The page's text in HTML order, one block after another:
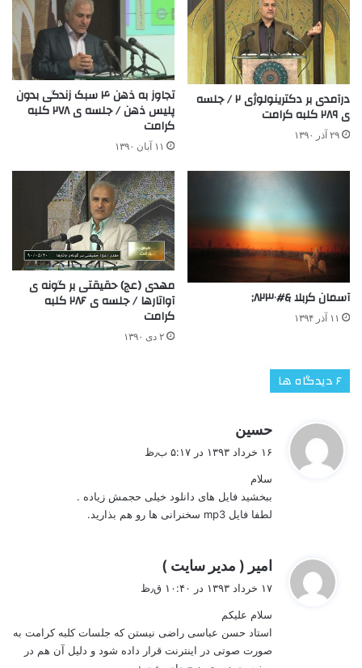
درآمدی بر دکترینولوژی ۲ / جلسه
ی ۲۸۹ کلبه کرامت
۲۹ آذر ۱۳۹۰
تجاوز به ذهن ۴ سبک زندگی بدون
پلیس ذهن / جلسه ی ۲۷۸ کلبه
کرامت
۱۱ آبان ۱۳۹۰
آسمان کربلا &#۸۲۳۰;
۱۱ آذر ۱۳۹۴
مهدی (عج) حقیقتی بر گونه ی
آواتارها / جلسه ی ۲۸۶ کلبه
کرامت
۲ دی ۱۳۹۰
‫۶ دیدگاه ها
حسین
۱۶ خرداد ۱۳۹۳ در ۵:۱۷ ب٫ظ
سلام
ببخشید فایل های دانلود خیلی حجمش زیاده .
لطفا فایل mp3 سخنرانی ها رو هم بذارید.
امیر ( مدیر سایت )
۱۷ خرداد ۱۳۹۳ در ۱۰:۴۰ ق٫ظ
سلام علیکم
استاد حسن عباسی راضی نیستن که جلسات کلبه کرامت به
صورت صوتی در اینترنت قرار داده شود و دلیل آن هم در